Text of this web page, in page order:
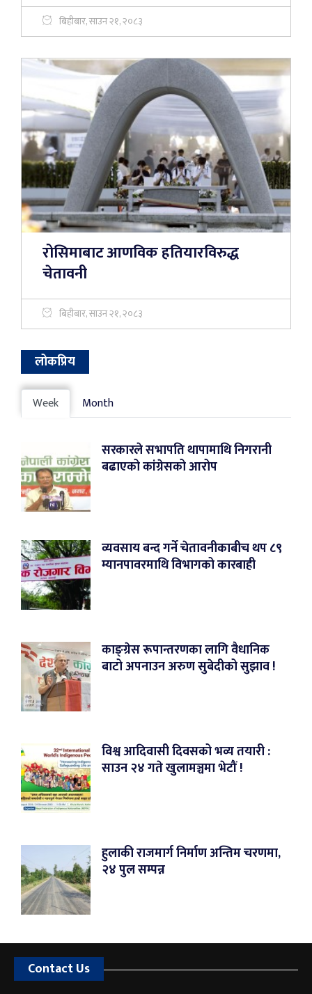
बिहीबार, साउन २१, २०८३
रोसिमाबाट आणविक हतियारविरुद्ध
चेतावनी
बिहीबार, साउन २१, २०८३
लोकप्रिय
Week Month
सरकारले सभापति थापामाथि निगरानी
बढाएको कांग्रेसको आरोप
व्यवसाय बन्द गर्ने चेतावनीकाबीच थप ८९
म्यानपावरमाथि विभागको कारबाही
काङ्ग्रेस रूपान्तरणका लागि वैधानिक
बाटो अपनाउन अरुण सुबेदीको सुझाव !
विश्व आदिवासी दिवसको भव्य तयारी :
साउन २४ गते खुलामञ्चमा भेटौं !
हुलाकी राजमार्ग निर्माण अन्तिम चरणमा,
२४ पुल सम्पन्न
Contact Us